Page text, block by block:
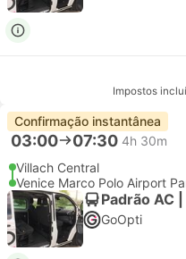
Impostos
Confirmação instantânea
03:00 07:30 4h 30m
Villach Central
Venice Marco Polo Airport
Padrão AC
GoOpti